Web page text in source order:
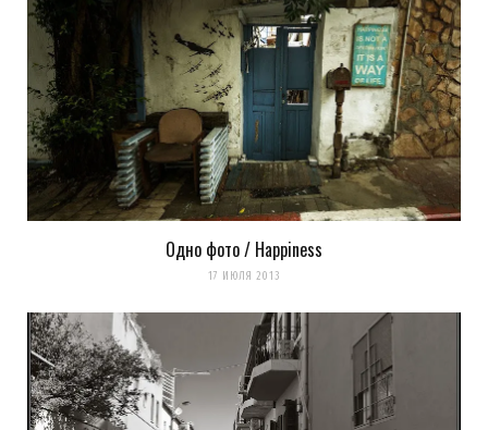
Одно фото / Happiness
17 ИЮЛЯ 2013